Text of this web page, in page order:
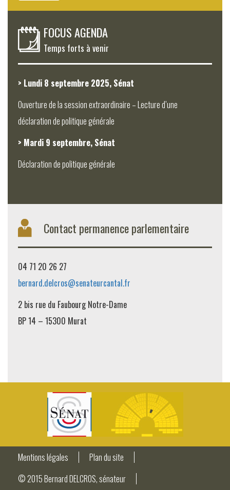
FOCUS AGENDA
Temps forts à venir
> Lundi 8 septembre 2025, Sénat
Ouverture de la session extraordinaire – Lecture d’une
déclaration de politique générale
> Mardi 9 septembre, Sénat
Déclaration de politique générale
Contact permanence parlementaire
04 71 20 26 27
bernard.delcros@senateurcantal.fr
2 bis rue du Faubourg Notre-Dame
BP 14 – 15300 Murat
Mentions légales
Plan du site
© 2015 Bernard DELCROS, sénateur